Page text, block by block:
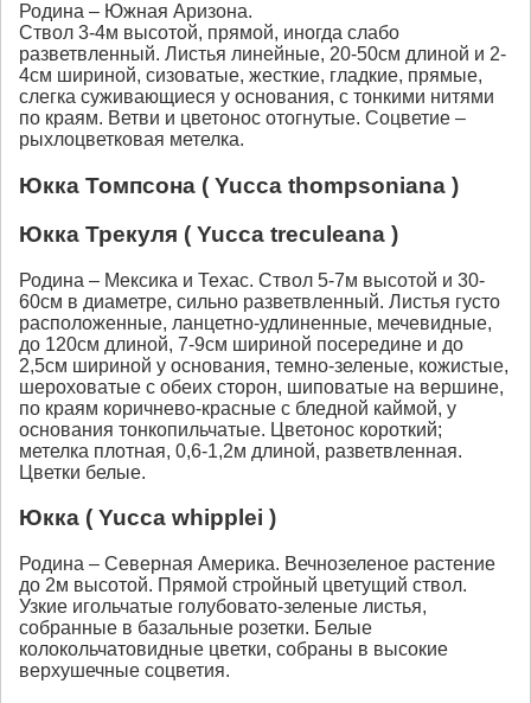
Родина – Южная Аризона.
Ствол 3-4м высотой, прямой, иногда слабо
разветвленный. Листья линейные, 20-50см длиной и 2-
4см шириной, сизоватые, жесткие, гладкие, прямые,
слегка суживающиеся у основания, с тонкими нитями
по краям. Ветви и цветонос отогнутые. Соцветие –
рыхлоцветковая метелка.
Юкка Томпсона ( Yucca thompsoniana )
Юкка Трекуля ( Yucca treculeana )
Родина – Мексика и Техас. Ствол 5-7м высотой и 30-
60см в диаметре, сильно разветвленный. Листья густо
расположенные, ланцетно-удлиненные, мечевидные,
до 120см длиной, 7-9см шириной посередине и до
2,5см шириной у основания, темно-зеленые, кожистые,
шероховатые с обеих сторон, шиповатые на вершине,
по краям коричнево-красные с бледной каймой, у
основания тонкопильчатые. Цветонос короткий;
метелка плотная, 0,6-1,2м длиной, разветвленная.
Цветки белые.
Юкка ( Yucca whipplei )
Родина – Северная Америка. Вечнозеленое растение
до 2м высотой. Прямой стройный цветущий ствол.
Узкие игольчатые голубовато-зеленые листья,
собранные в базальные розетки. Белые
колокольчатовидные цветки, собраны в высокие
верхушечные соцветия.